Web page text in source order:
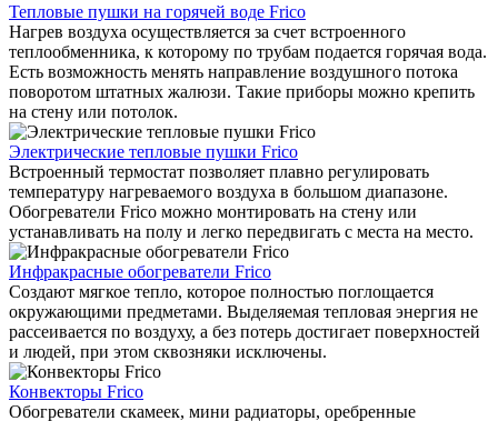
Тепловые пушки на горячей воде Frico
Нагрев воздуха осуществляется за счет встроенного
теплообменника, к которому по трубам подается горячая вода.
Есть возможность менять направление воздушного потока
поворотом штатных жалюзи. Такие приборы можно крепить
на стену или потолок.
Электрические тепловые пушки Frico
Встроенный термостат позволяет плавно регулировать
температуру нагреваемого воздуха в большом диапазоне.
Обогреватели Frico можно монтировать на стену или
устанавливать на полу и легко передвигать с места на место.
Инфракрасные обогреватели Frico
Создают мягкое тепло, которое полностью поглощается
окружающими предметами. Выделяемая тепловая энергия не
рассеивается по воздуху, а без потерь достигает поверхностей
и людей, при этом сквозняки исключены.
Конвекторы Frico
Обогреватели скамеек, мини радиаторы, оребренные